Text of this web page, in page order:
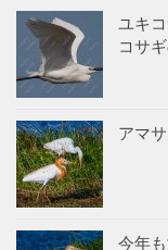
ユキ
コサ
アマ
今年